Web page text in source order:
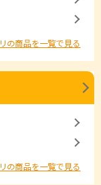
の商品を一覧で見る
の商品を一覧で見る